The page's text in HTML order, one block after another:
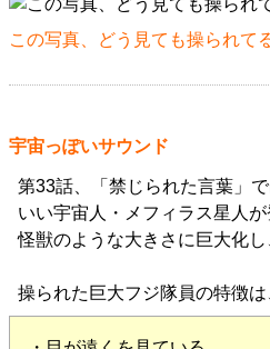
この写真、どう見ても操られて
宇宙っぽいサウンド
第33話、「禁じられた言葉」
いい宇宙人・メフィラス星人
怪獣のような大きさに巨大化し
操られた巨大フジ隊員の特徴は